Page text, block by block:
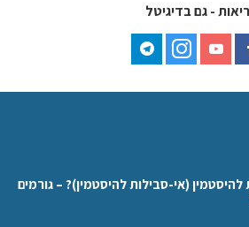
- גם בדיגיטל
להיסטמין (אי-סבילות להיסטמין)? – גורמים